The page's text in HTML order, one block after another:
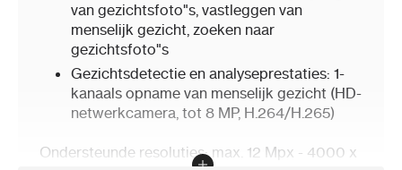
van gezichtsfoto"s, vastleggen van
menselijk gezicht, zoeken naar
gezichtsfoto"s
Gezichtsdetectie en analyseprestaties: 1-
kanaals opname van menselijk gezicht (HD-
netwerkcamera, tot 8 MP, H.264/H.265)
Ondersteunde resoluties: max. 12 Mpx - 4000 x